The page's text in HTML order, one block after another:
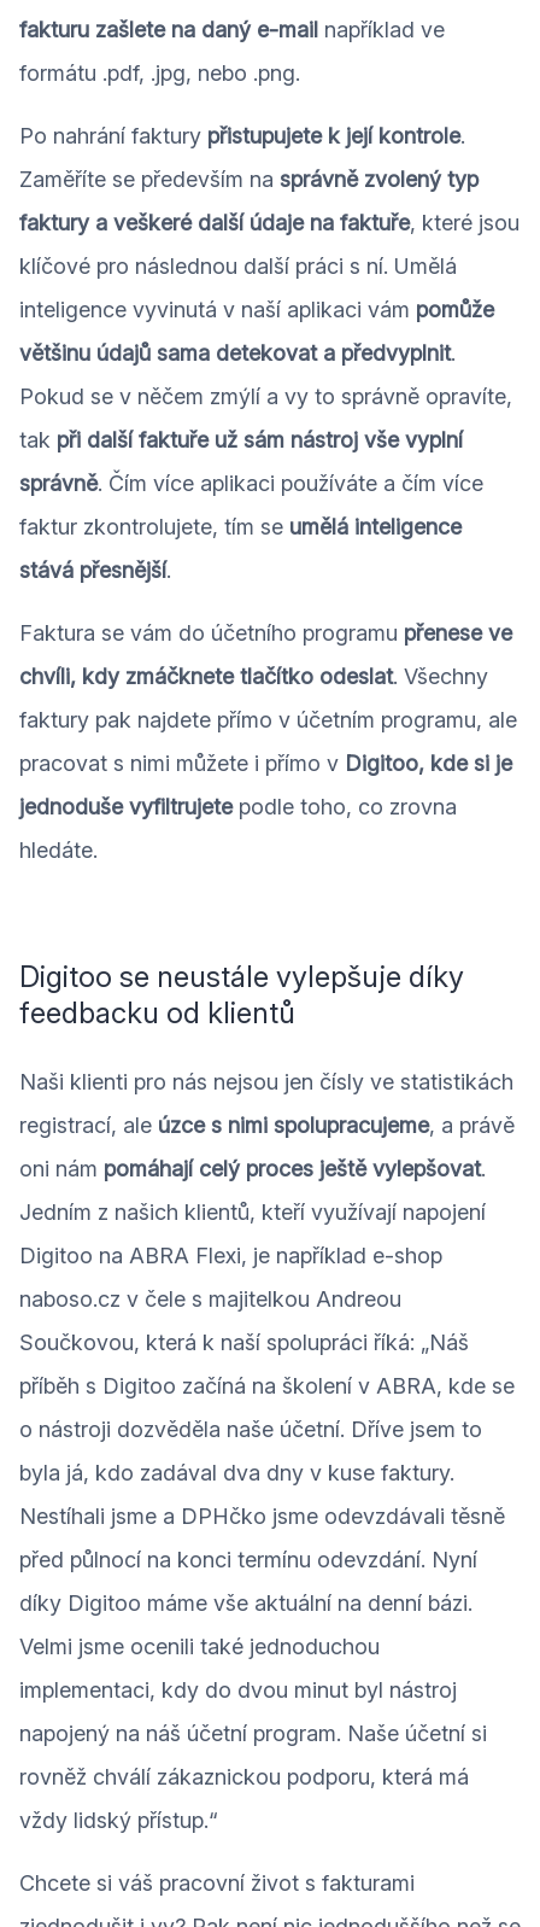
fakturu zašlete na daný e-mail například ve
formátu .pdf, .jpg, nebo .png.
Po nahrání faktury přistupujete k její kontrole.
Zaměříte se především na správně zvolený typ
faktury a veškeré další údaje na faktuře, které jsou
klíčové pro následnou další práci s ní. Umělá
inteligence vyvinutá v naší aplikaci vám pomůže
většinu údajů sama detekovat a předvyplnit.
Pokud se v něčem zmýlí a vy to správně opravíte,
tak při další faktuře už sám nástroj vše vyplní
správně. Čím více aplikaci používáte a čím více
faktur zkontrolujete, tím se umělá inteligence
stává přesnější.
Faktura se vám do účetního programu přenese ve
chvíli, kdy zmáčknete tlačítko odeslat. Všechny
faktury pak najdete přímo v účetním programu, ale
pracovat s nimi můžete i přímo v Digitoo, kde si je
jednoduše vyfiltrujetepodle toho, co zrovna
hledáte.
Digitoo se neustále vylepšuje díky
feedbacku od klientů
Naši klienti pro nás nejsou jen čísly ve statistikách
registrací, ale úzce s nimi spolupracujeme, a právě
oni nám pomáhají celý proces ještě vylepšovat.
Jedním z našich klientů, kteří využívají napojení
Digitoo na ABRA Flexi, je například e-shop
naboso.cz v čele s majitelkou Andreou
Součkovou, která k naší spolupráci říká: „Náš
příběh s Digitoo začíná na školení v ABRA, kde se
o nástroji dozvěděla naše účetní. Dříve jsem to
byla já, kdo zadával dva dny v kuse faktury.
Nestíhali jsme a DPHčko jsme odevzdávali těsně
před půlnocí na konci termínu odevzdání. Nyní
díky Digitoo máme vše aktuální na denní bázi.
Velmi jsme ocenili také jednoduchou
implementaci, kdy do dvou minut byl nástroj
napojený na náš účetní program. Naše účetní si
rovněž chválí zákaznickou podporu, která má
vždy lidský přístup.“
Chcete si váš pracovní život s fakturami